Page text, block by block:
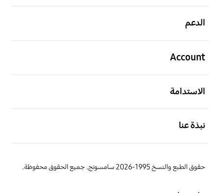
الدعم
Account
الاستدامة
نبذة عنا
حقوق الطبع والنسخ 1995-2026 سامسونج. جميع الحقوق محفوظة.